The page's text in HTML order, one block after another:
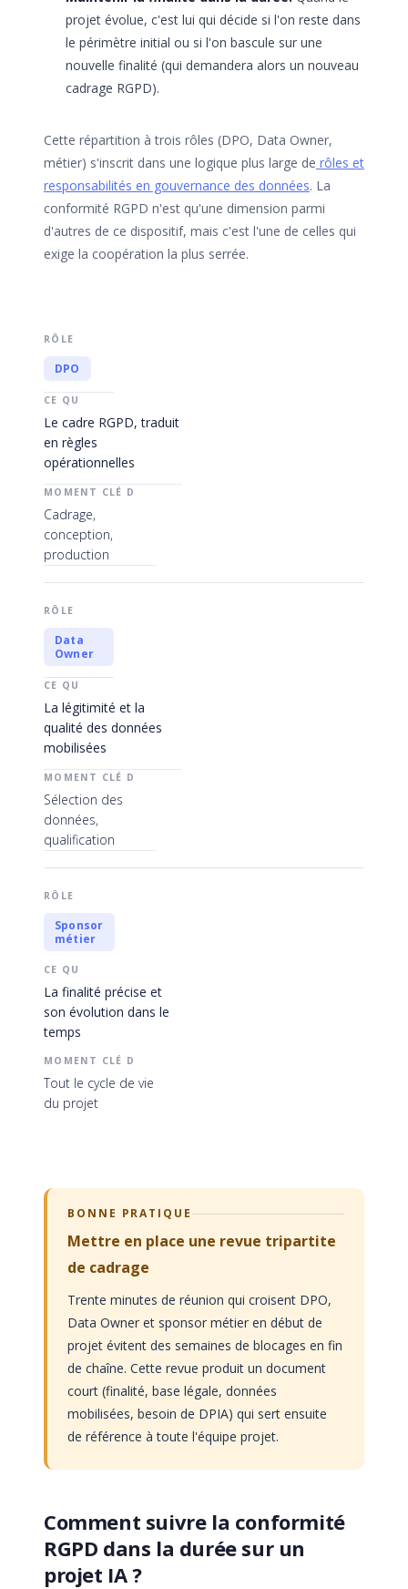
projet évolue, c'est lui qui décide si l'on reste dans
le périmètre initial ou si l'on bascule sur une
nouvelle finalité (qui demandera alors un nouveau
cadrage RGPD).
Cette répartition à trois rôles (DPO, Data Owner,
métier) s'inscrit dans une logique plus large de rôles et
responsabilités en gouvernance des données. La
conformité RGPD n'est qu'une dimension parmi
d'autres de ce dispositif, mais c'est l'une de celles qui
exige la coopération la plus serrée.
DPO
Le cadre RGPD, traduit
en règles
opérationnelles
Cadrage,
conception,
production
Data
Owner
La légitimité et la
qualité des données
mobilisées
Sélection des
données,
qualification
Sponsor
métier
La finalité précise et
son évolution dans le
temps
Tout le cycle de vie
du projet
BONNE PRATIQUE
Mettre en place une revue tripartite
de cadrage
Trente minutes de réunion qui croisent DPO,
Data Owner et sponsor métier en début de
projet évitent des semaines de blocages en fin
de chaîne. Cette revue produit un document
court (finalité, base légale, données
mobilisées, besoin de DPIA) qui sert ensuite
de référence à toute l'équipe projet.
Comment suivre la conformité
RGPD dans la durée sur un
projet IA ?